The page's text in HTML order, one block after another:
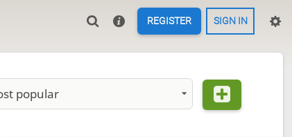
REGISTER SIGN IN
popular